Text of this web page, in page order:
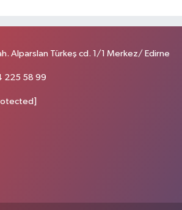
Alparslan Türkeş cd. 1/1 Merkez/ Edirne
225 58 99